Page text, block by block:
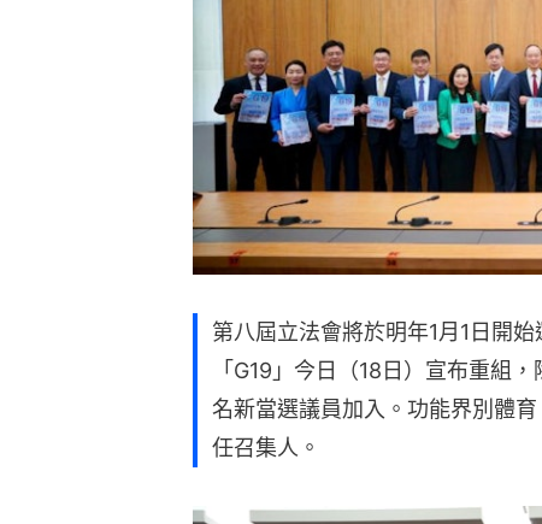
第八屆立法會將於明年1月1日開
「G19」今日（18日）宣布重組
名新當選議員加入。功能界別體
任召集人。